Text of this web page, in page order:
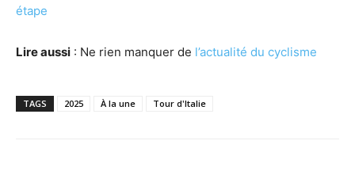
étape
Lire aussi : Ne rien manquer de l’actualité du cyclisme
TAGS 2025 À la une Tour d'Italie